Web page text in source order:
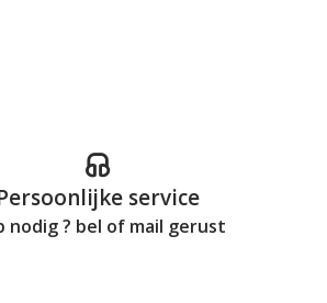
service
nodig ? bel of mail gerust